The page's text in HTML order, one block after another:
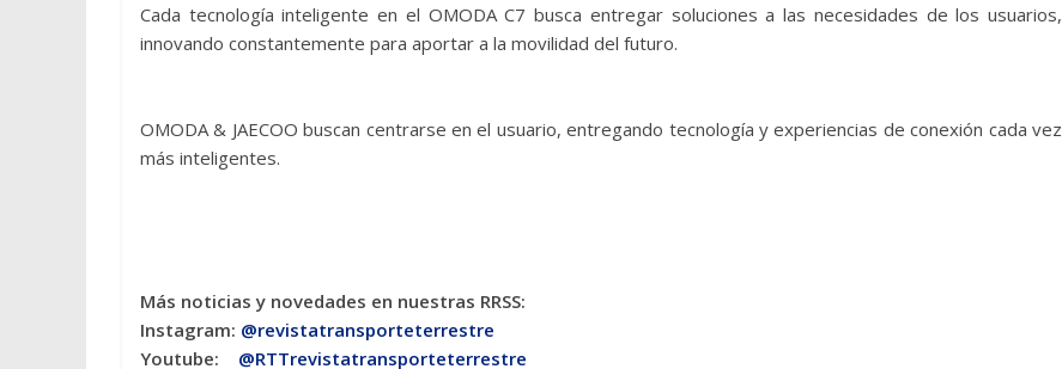
Cada tecnología inteligente en el OMODA C7 busca entregar soluciones a las necesidades de los usuarios,
innovando constantemente para aportar a la movilidad del futuro.
OMODA & JAECOO buscan centrarse en el usuario, entregando tecnología y experiencias de conexión cada vez
más inteligentes.
Más noticias y novedades en nuestras RRSS:
Instagram: @revistatransporteterrestre
Youtube: @RTTrevistatransporteterrestre